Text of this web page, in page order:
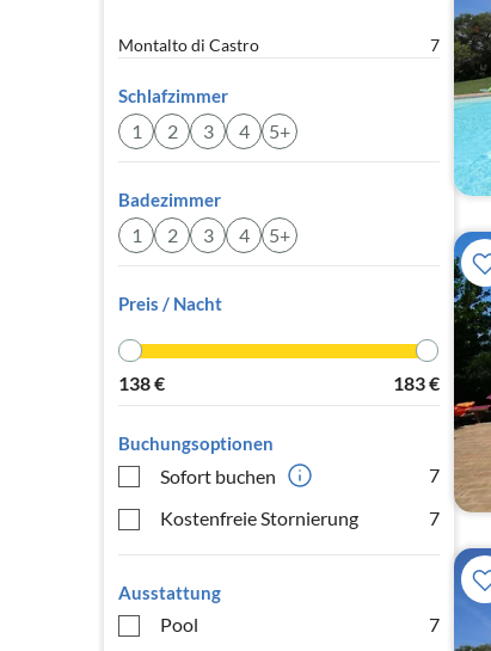
Montalto di Castro 7
Schlafzimmer
1 2 3 4 5+
Badezimmer
1 2 3 4 5+
Preis / Nacht
138€ 183€
Buchungsoptionen
Sofort buchen
7
Kostenfreie Stornierung
7
Ausstattung
Pool
7